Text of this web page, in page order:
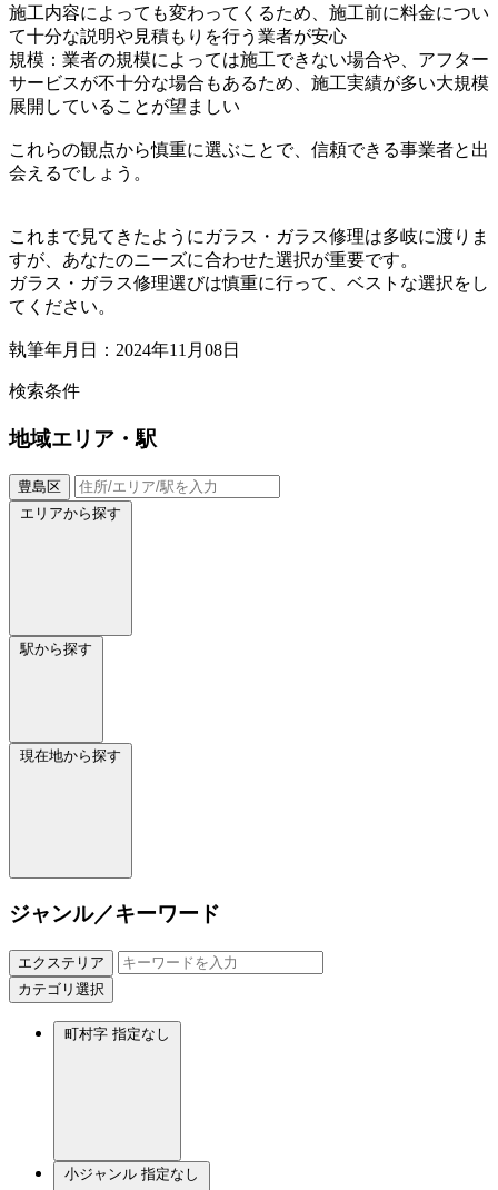
施工内容によっても変わってくるため、施工前に料金につい
て十分な説明や見積もりを行う業者が安心
規模：業者の規模によっては施工できない場合や、アフター
サービスが不十分な場合もあるため、施工実績が多い大規模
展開していることが望ましい
これらの観点から慎重に選ぶことで、信頼できる事業者と出
会えるでしょう。
これまで見てきたようにガラス・ガラス修理は多岐に渡りま
すが、あなたのニーズに合わせた選択が重要です。
ガラス・ガラス修理選びは慎重に行って、ベストな選択をし
てください。
執筆年月日：2024年11月08日
検索条件
地域エリア・駅
豊島区
エリアから探す
駅から探す
現在地から探す
ジャンル／キーワード
エクステリア
カテゴリ選択
町村字 指定なし
小ジャンル 指定なし